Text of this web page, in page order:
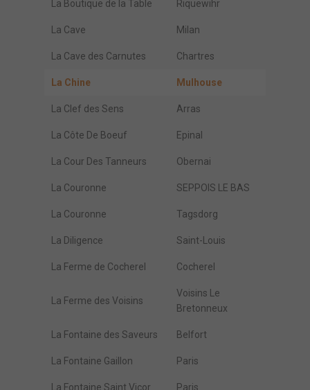
La Boutique de la Table Riquewihr
La Cave Milan
La Cave des Carnutes Chartres
La Chine Mulhouse
La Clef des Sens Arras
La Côte De Boeuf Epinal
La Cour Des Tanneurs Obernai
La Couronne SEPPOIS LE BAS
La Couronne Tagsdorg
La Diligence Saint-Louis
La Ferme de Cocherel Cocherel
La Ferme des Voisins
Voisins Le
Bretonneux
La Fontaine des Saveurs Belfort
La Fontaine Gaillon Paris
La Fontaine Saint Vicor Paris